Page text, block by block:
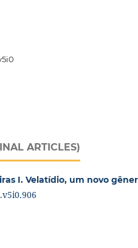
ARTICLES)
I. Velatídio, um novo